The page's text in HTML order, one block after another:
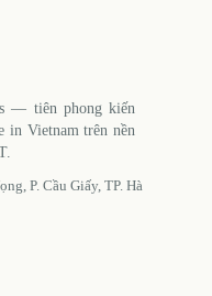
— tiên phong kiến
in Vietnam trên nền
P. Cầu Giấy, TP. Hà